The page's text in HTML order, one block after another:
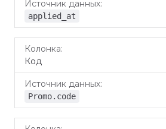
applied_at
Код
Promo.code